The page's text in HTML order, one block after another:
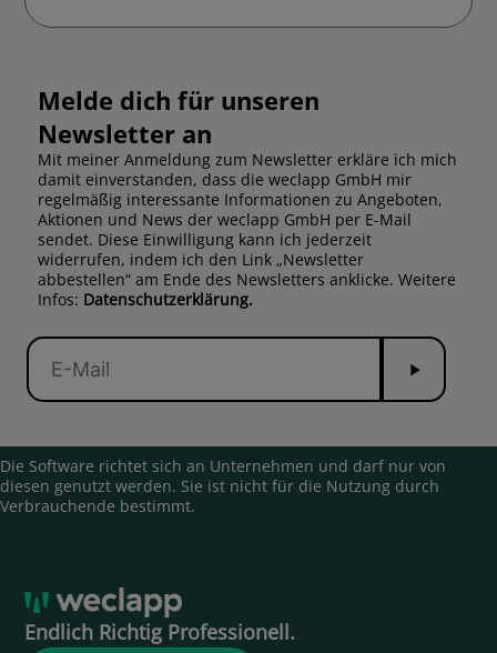
Melde dich für unseren
Newsletter an
Mit meiner Anmeldung zum Newsletter erkläre ich mich
damit einverstanden, dass die weclapp GmbH mir
regelmäßig interessante Informationen zu Angeboten,
Aktionen und News der weclapp GmbH per E-Mail
sendet. Diese Einwilligung kann ich jederzeit
widerrufen, indem ich den Link „Newsletter
abbestellen“ am Ende des Newsletters anklicke. Weitere
Infos: Datenschutzerklärung.
E-
Mail
Senden
Die Software richtet sich an Unternehmen und darf nur von
diesen genutzt werden. Sie ist nicht für die Nutzung durch
Verbrauchende bestimmt.
Endlich Richtig Professionell.